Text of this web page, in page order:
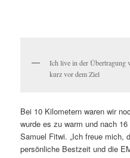
Ich live in der Übertragung
kurz vor dem Ziel
Bei 10 Kilometern waren wir
wurde es zu warm und nach
Samuel Fitwi. „Ich freue mich,
persönliche Bestzeit und die